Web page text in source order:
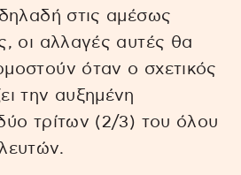
στις αμέσως
οι αλλαγές αυτές θα
όταν ο σχετικός
την αυξημένη
τρίτων (2/3) του όλου